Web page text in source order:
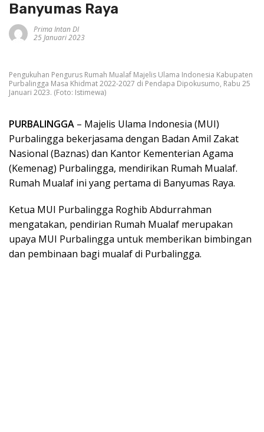
Banyumas Raya
Prima Intan DI
25 Januari 2023
Pengukuhan Pengurus Rumah Mualaf Majelis Ulama Indonesia Kabupaten
Purbalingga Masa Khidmat 2022-2027 di Pendapa Dipokusumo, Rabu 25
Januari 2023. (Foto: Istimewa)
PURBALINGGA – Majelis Ulama Indonesia (MUI)
Purbalingga bekerjasama dengan Badan Amil Zakat
Nasional (Baznas) dan Kantor Kementerian Agama
(Kemenag) Purbalingga, mendirikan Rumah Mualaf.
Rumah Mualaf ini yang pertama di Banyumas Raya.
Ketua MUI Purbalingga Roghib Abdurrahman
mengatakan, pendirian Rumah Mualaf merupakan
upaya MUI Purbalingga untuk memberikan bimbingan
dan pembinaan bagi mualaf di Purbalingga.